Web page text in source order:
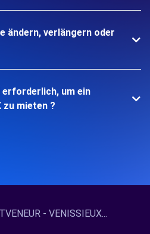
ändern, verlängern oder
erforderlich, um ein
zu mieten ?
- VENISSIEUX...